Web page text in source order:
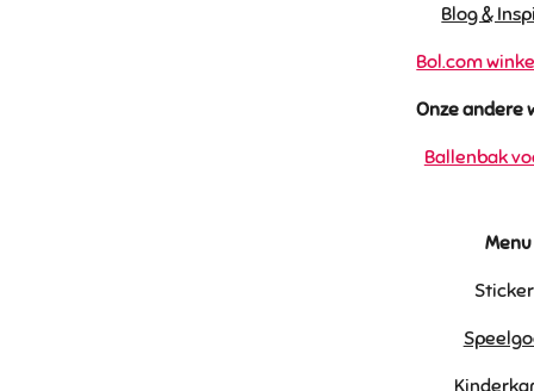
Blog &
Bol.com
Onze andere
Ballenbak
Menu